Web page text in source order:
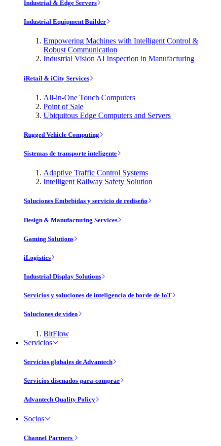
Industrial & Edge Servers
Industrial Equipment Builder
Empowering Machines with Intelligent Control &
Robust Communication
Industrial Vision AI Inspection in Manufacturing
iRetail & iCity Services
All-in-One Touch Computers
Point of Sale
Ubiquitous Edge Computers and Servers
Rugged Vehicle Computing
Sistemas de transporte inteligente
Adaptive Traffic Control Systems
Intelligent Railway Safety Solution
Soluciones Embebidas y servicio de rediseño
Design & Manufacturing Services
Gaming Solutions
iLogistics
Industrial Display Solutions
Servicios y soluciones de inteligencia de borde de IoT
Soluciones de vídeo
BitFlow
Servicios
Servicios globales de Advantech
Servicios disenados-para-comprar
Advantech Quality Policy
Socios
Channel Partners